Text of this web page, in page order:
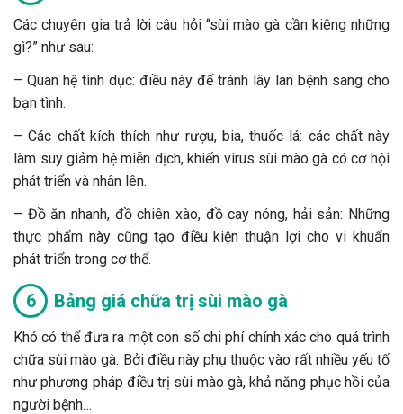
Các chuyên gia trả lời câu hỏi “sùi mào gà cần kiêng những
gì?” như sau:
– Quan hệ tình dục: điều này để tránh lây lan bệnh sang cho
bạn tình.
– Các chất kích thích như rượu, bia, thuốc lá: các chất này
làm suy giảm hệ miễn dịch, khiến virus sùi mào gà có cơ hội
phát triển và nhân lên.
– Đồ ăn nhanh, đồ chiên xào, đồ cay nóng, hải sản: Những
thực phẩm này cũng tạo điều kiện thuận lợi cho vi khuẩn
phát triển trong cơ thể.
Bảng giá chữa trị sùi mào gà
Khó có thể đưa ra một con số chi phí chính xác cho quá trình
chữa sùi mào gà. Bởi điều này phụ thuộc vào rất nhiều yếu tố
như phương pháp điều trị sùi mào gà, khả năng phục hồi của
người bệnh…